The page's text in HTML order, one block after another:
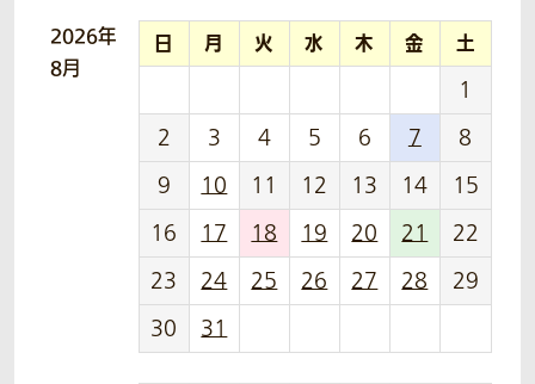
2026年
8月
日 月 火 水 木 金 土
1
2
3 4 5 6 7
8
9
10 11 12 13 14
15
16
17 18 19 20 21
22
23
24 25 26 27 28
29
30
31